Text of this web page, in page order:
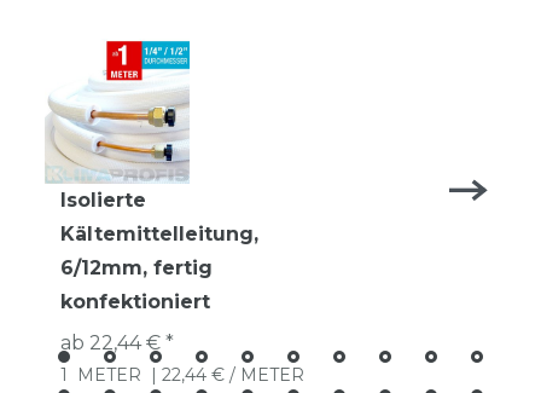
Isolierte
Kältemittelleitung,
6/12mm, fertig
konfektioniert
ab 22,44 € *
1 METER | 22,44 € / METER